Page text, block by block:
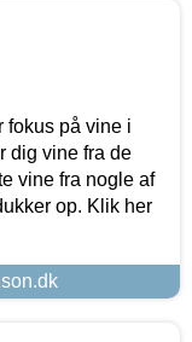
fokus på vine i
dig vine fra de
vine fra nogle af
op. Klik her